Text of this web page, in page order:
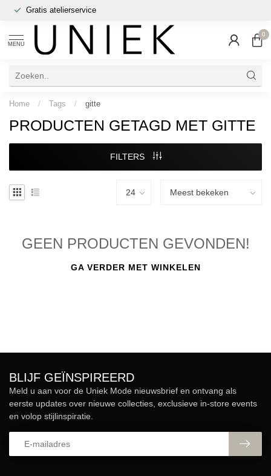
Gratis atelierservice
MENU
0
Home / Tags / gitte
PRODUCTEN GETAGD MET GITTE
FILTERS
GEEN PRODUCTEN GEVONDEN!
GA VERDER MET WINKELEN
BLIJF GEÏNSPIREERD
Meld u aan voor de Uniek Mode nieuwsbrief en ontvang als
eerste updates over nieuwe collecties, exclusieve in-store events
en volop stijlinspiratie.